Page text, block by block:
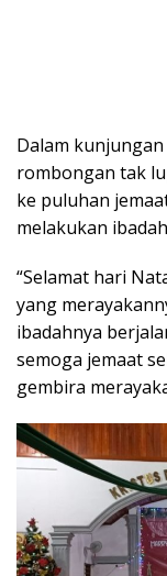
Dalam
rombongan tak
ke puluhan
melakukan
“Selamat hari
yang
ibadahnya
semoga jemaat
gembira